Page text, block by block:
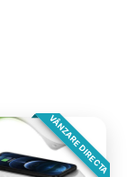
VÂNZARE DIRECTA